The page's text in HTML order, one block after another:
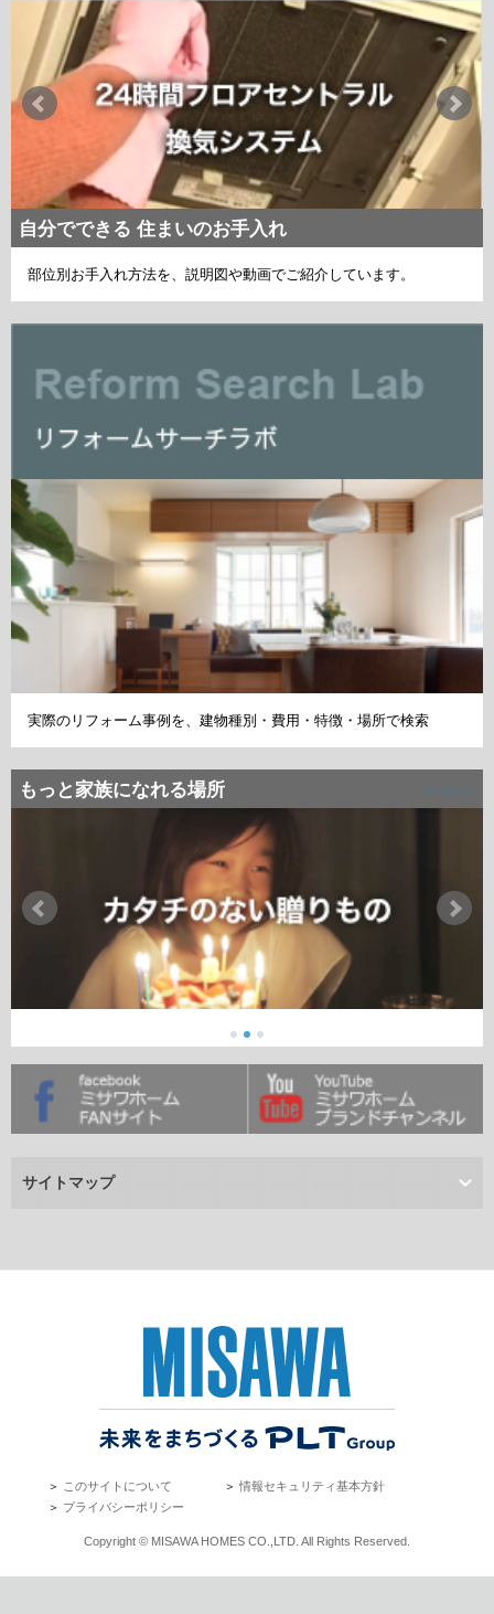
自分でできる 住まいのお手入れ
部位別お手入れ方法を、説明図や動画でご紹介しています。
実際のリフォーム事例を、建物種別・費用・特徴・場所で検索
もっと家族になれる場所
サイトマップ
＞ このサイトについて ＞情報セキュリティ基本方針
＞ プライバシーポリシー
Copyright © MISAWA HOMES CO.,LTD. All Rights Reserved.